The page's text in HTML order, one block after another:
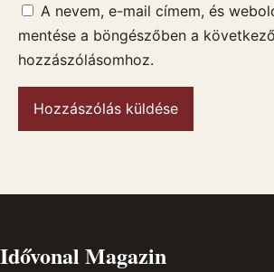
A nevem, e-mail címem, és
mentése a böngészőben a következő
hozzászólásomhoz.
Idővonal Magazin